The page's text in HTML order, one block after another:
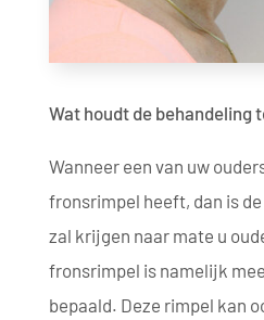
Wat houdt de behandeling
Wanneer een van uw
fronsrimpel heeft, dan is
zal krijgen naar mate u
fronsrimpel is namelijk
bepaald. Deze rimpel kan